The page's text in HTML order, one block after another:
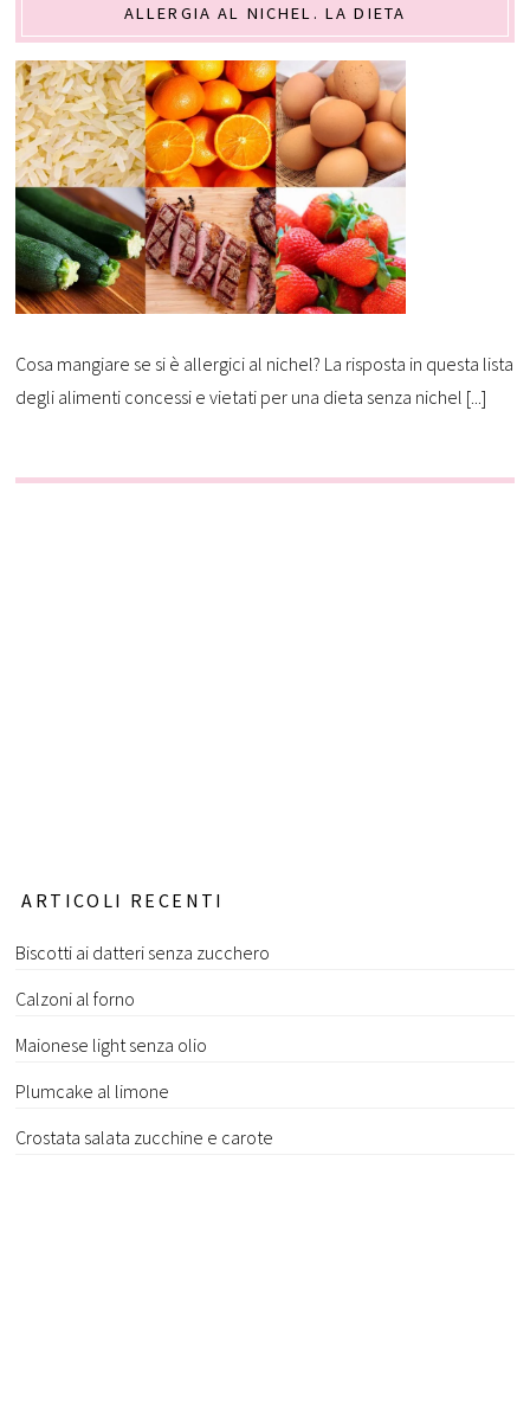
ALLERGIA AL NICHEL. LA DIETA
Cosa mangiare se si è allergici al nichel? La risposta in questa lista
degli alimenti concessi e vietati per una dieta senza nichel [...]
ARTICOLI RECENTI
Biscotti ai datteri senza zucchero
Calzoni al forno
Maionese light senza olio
Plumcake al limone
Crostata salata zucchine e carote